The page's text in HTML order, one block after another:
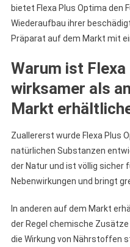
bietet Flexa Plus Optima den
Wiederaufbau ihrer
Präparat auf dem Markt mit
Warum ist
wirksamer als
Markt
Zuallererst wurde Flexa Plus
natürlichen Substanzen
der Natur und ist völlig sicher
Nebenwirkungen und bringt
In anderen auf dem Markt
der Regel chemische
die Wirkung von Nährstoffen